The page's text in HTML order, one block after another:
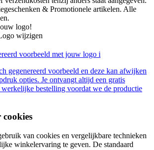
& Promotionele artikelen. Alle
logo!
wijzigen
voorbeeld met jouw logo i
gegenereerd voorbeeld en deze kan afwijken
opties. Je ontvangt altijd een gratis
bestelling voordat we de productie
van cookies en vergelijkbare technieken
winkelervaring te geven. De standaard